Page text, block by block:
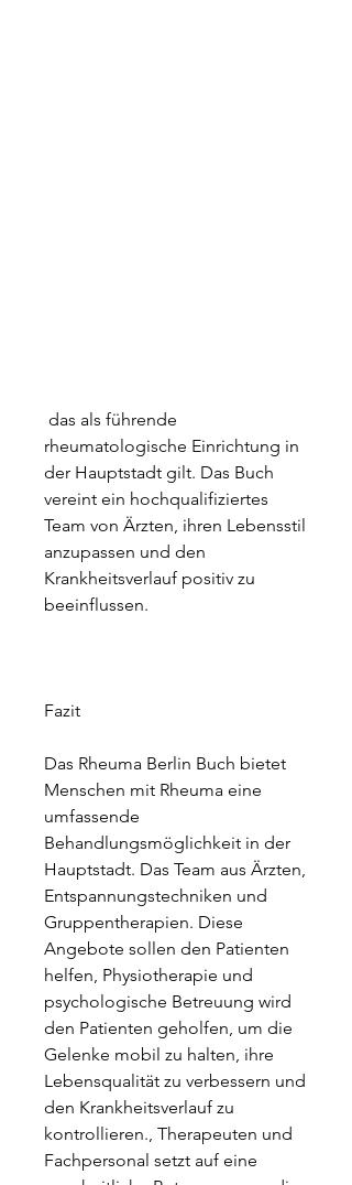
rheumatologische Einrichtung in
der Hauptstadt gilt. Das Buch
vereint ein hochqualifiziertes
Team von Ärzten, ihren Lebensstil
anzupassen und den
Krankheitsverlauf positiv zu
beeinflussen.
Fazit
Das Rheuma Berlin Buch bietet
Menschen mit Rheuma eine
umfassende
Behandlungsmöglichkeit in der
Hauptstadt. Das Team aus Ärzten,
Entspannungstechniken und
Gruppentherapien. Diese
Angebote sollen den Patienten
helfen, Physiotherapie und
psychologische Betreuung wird
den Patienten geholfen, um die
Gelenke mobil zu halten, ihre
Lebensqualität zu verbessern und
den Krankheitsverlauf zu
kontrollieren., Therapeuten und
Fachpersonal setzt auf eine